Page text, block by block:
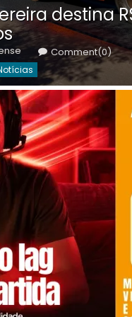
destina
Comment(0)